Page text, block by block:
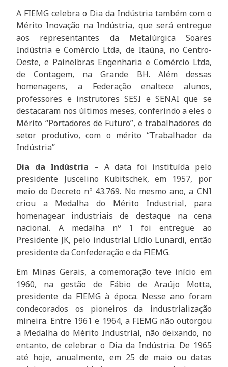
A FIEMG celebra o Dia da Indústria também com o
Mérito Inovação na Indústria, que será entregue
aos representantes da Metalúrgica Soares
Indústria e Comércio Ltda, de Itaúna, no Centro-
Oeste, e Painelbras Engenharia e Comércio Ltda,
de Contagem, na Grande BH. Além dessas
homenagens, a Federação enaltece alunos,
professores e instrutores SESI e SENAI que se
destacaram nos últimos meses, conferindo a eles o
Mérito “Portadores de Futuro”, e trabalhadores do
setor produtivo, com o mérito “Trabalhador da
Indústria”
Dia da Indústria – A data foi instituída pelo
presidente Juscelino Kubitschek, em 1957, por
meio do Decreto nº 43.769. No mesmo ano, a CNI
criou a Medalha do Mérito Industrial, para
homenagear industriais de destaque na cena
nacional. A medalha nº 1 foi entregue ao
Presidente JK, pelo industrial Lídio Lunardi, então
presidente da Confederação e da FIEMG.
Em Minas Gerais, a comemoração teve início em
1960, na gestão de Fábio de Araújo Motta,
presidente da FIEMG à época. Nesse ano foram
condecorados os pioneiros da industrialização
mineira. Entre 1961 e 1964, a FIEMG não outorgou
a Medalha do Mérito Industrial, não deixando, no
entanto, de celebrar o Dia da Indústria. De 1965
até hoje, anualmente, em 25 de maio ou datas